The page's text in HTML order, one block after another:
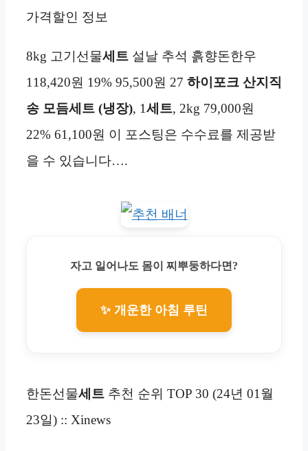
가격할인 정보
8kg 고기선물세트 설날 추석 흙향돈한우
118,420원 19% 95,500원 27 하이포크 산지직
송 모듬세트 (냉장), 1세트, 2kg 79,000원
22% 61,100원 이 포스팅은 수수료를 제공받
을 수 있습니다….
자고 일어나도 몸이 찌뿌둥하다면?
✨ 개운한 아침 루틴
한돈선물세트 추천 순위 TOP 30 (24년 01월
23일) :: Xinews